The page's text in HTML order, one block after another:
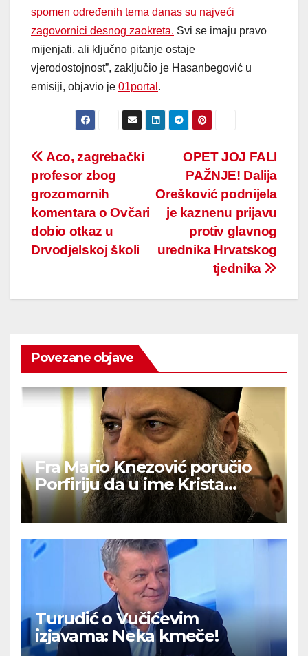
spomen određenih tema danas su najveći
zagovornici desnog zaokreta. Svi se imaju pravo
mijenjati, ali ključno pitanje ostaje
vjerodostojnost”, zaključio je Hasanbegović u
emisiji, objavio je 01portal .
Post
navigation
OPET JOJ FALI
PAŽNJE! Dalija
Orešković podnijela
je kaznenu prijavu
protiv glavnog
urednika Hrvatskog
tjednika
Aco, zagrebački
profesor zbog
grozomornih
komentara o Ovčari
dobio otkaz u
Drvodjelskoj školi
Povezane objave
Fra Mario Knezović poručio
Porfiriju da u ime Krista
izvuče svoj narod iz ‘ralja laži i
mitova’
Turudić o Vučićevim
izjavama: Neka kmeče!